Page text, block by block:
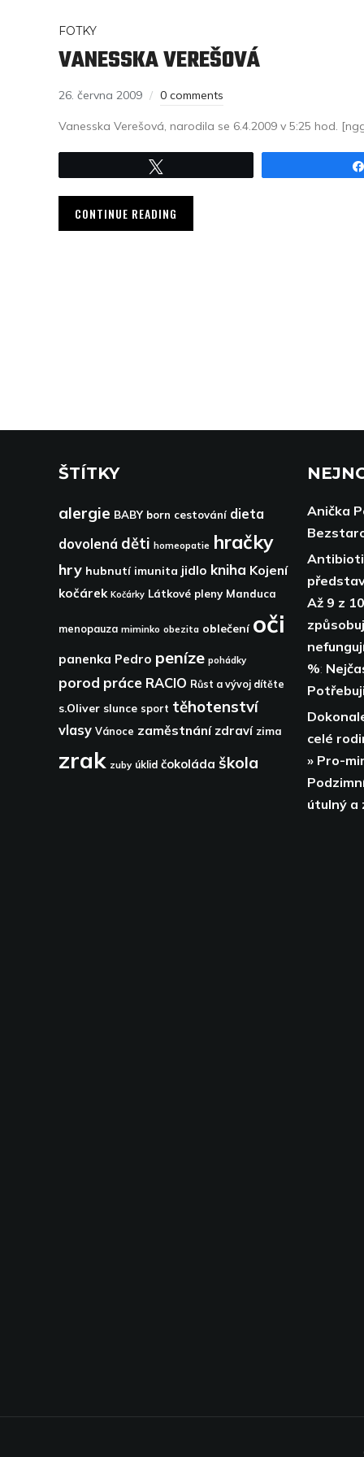
FOTKY
VANESSKA VEREŠOVÁ
26. června 2009 0 comments
Vanesska Verešová, narodila se 6.4.2009 v 5:25 hod.
CONTINUE READING
ŠTÍTKY
alergie BABY born cestování dieta
dovolená děti homeopatie hračky
hry hubnutí imunita jidlo kniha Kojení
kočárek Kočárky Látkové pleny Manduca
menopauza miminko obezita oblečení oči
panenka Pedro peníze pohádky
porod práce RACIO Růst a vývoj dítěte
s.Oliver slunce sport těhotenství
vlasy Vánoce zaměstnání zdraví zima
zrak zuby úklid čokoláda škola
Anička
Až 9 z
%:
celé
» Pro-
útulný a